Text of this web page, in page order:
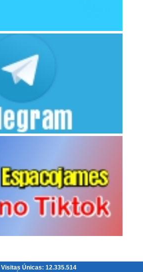
Visitas Únicas: 12.335.514